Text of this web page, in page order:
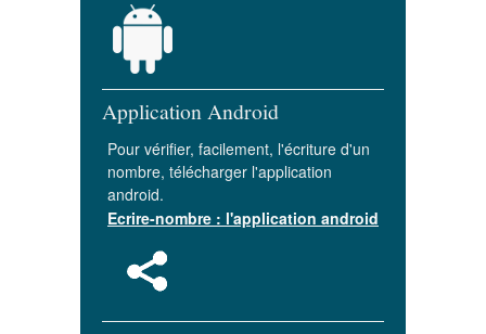
Application Android
Pour vérifier, facilement, l'écriture d'un
nombre, télécharger l'application
android.
Ecrire-nombre : l'application android